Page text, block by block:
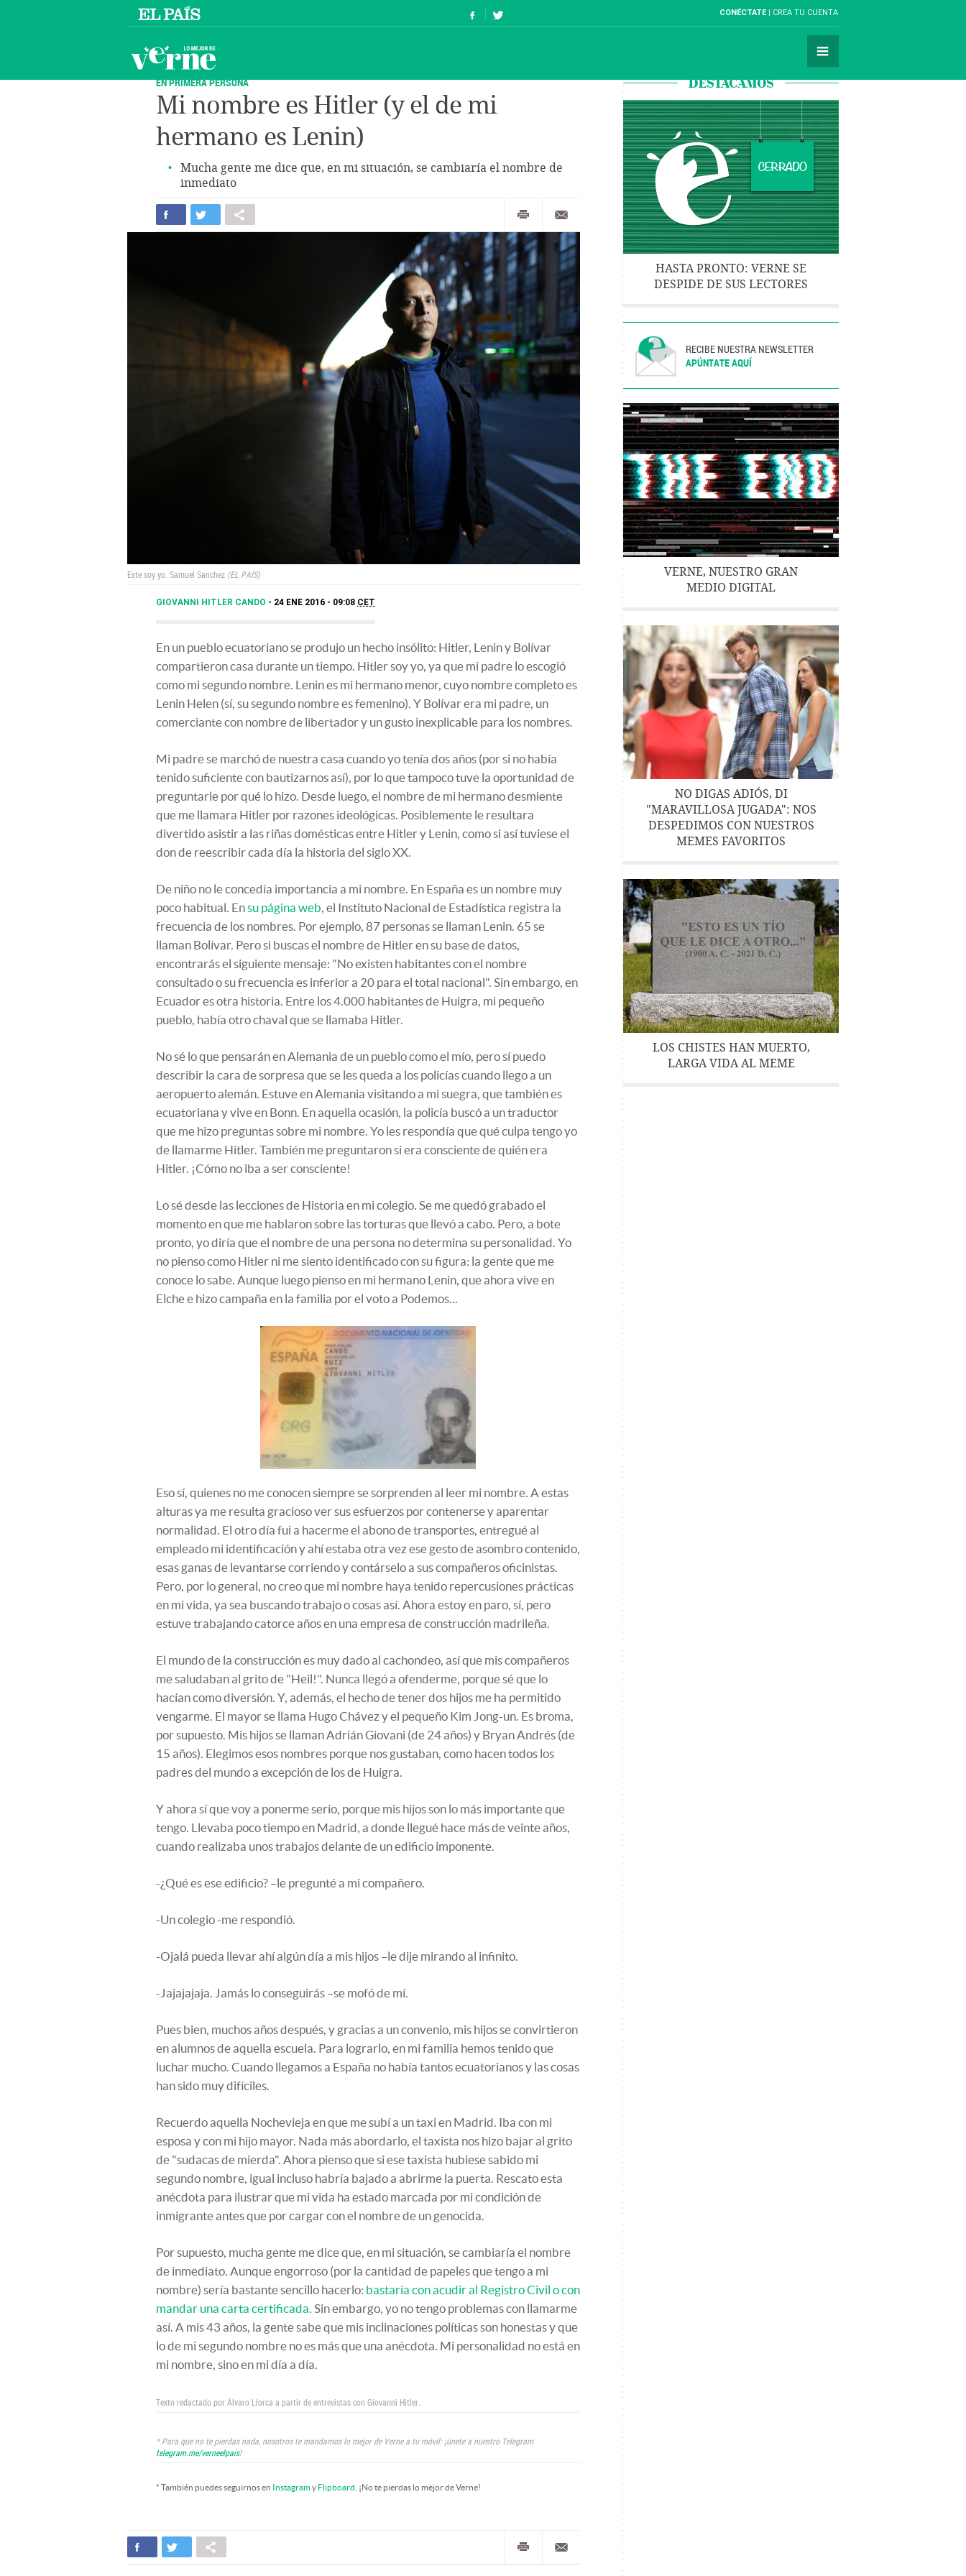
CONÉCTATE CREA TU CUENTA
EN PRIMERA PERSONA
Mi nombre es Hitler (y el de mi
hermano es Lenin)
Mucha gente me dice que, en mi situación, se cambiaría el nombre de
inmediato
Este soy yo. Samuel Sanchez EL PAÍS
GIOVANNI HITLER CANDO 24 ENE 2016 - 09:08 CET
En un pueblo ecuatoriano se produjo un hecho insólito: Hitler, Lenin y Bolívar
compartieron casa durante un tiempo. Hitler soy yo, ya que mi padre lo escogió
como mi segundo nombre. Lenin es mi hermano menor, cuyo nombre completo es
Lenin Helen (sí, su segundo nombre es femenino). Y Bolívar era mi padre, un
comerciante con nombre de libertador y un gusto inexplicable para los nombres.
Mi padre se marchó de nuestra casa cuando yo tenía dos años (por si no había
tenido suficiente con bautizarnos así), por lo que tampoco tuve la oportunidad de
preguntarle por qué lo hizo. Desde luego, el nombre de mi hermano desmiente
que me llamara Hitler por razones ideológicas. Posiblemente le resultara
divertido asistir a las riñas domésticas entre Hitler y Lenin, como si así tuviese el
don de reescribir cada día la historia del siglo XX.
De niño no le concedía importancia a mi nombre. En España es un nombre muy
poco habitual. Ensu página web, el Instituto Nacional de Estadística registra la
frecuencia de los nombres. Por ejemplo, 87 personas se llaman Lenin. 65 se
llaman Bolívar. Pero si buscas el nombre de Hitler en su base de datos,
encontrarás el siguiente mensaje: "No existen habitantes con el nombre
consultado o su frecuencia es inferior a 20 para el total nacional". Sin embargo, en
Ecuador es otra historia. Entre los 4.000 habitantes de Huigra, mi pequeño
pueblo, había otro chaval que se llamaba Hitler.
No sé lo que pensarán en Alemania de un pueblo como el mío, pero sí puedo
describir la cara de sorpresa que se les queda a los policías cuando llego a un
aeropuerto alemán. Estuve en Alemania visitando a mi suegra, que también es
ecuatoriana y vive en Bonn. En aquella ocasión, la policía buscó a un traductor
que me hizo preguntas sobre mi nombre. Yo les respondía que qué culpa tengo yo
de llamarme Hitler. También me preguntaron si era consciente de quién era
Hitler. ¡Cómo no iba a ser consciente!
Lo sé desde las lecciones de Historia en mi colegio. Se me quedó grabado el
momento en que me hablaron sobre las torturas que llevó a cabo. Pero, a bote
pronto, yo diría que el nombre de una persona no determina su personalidad. Yo
no pienso como Hitler ni me siento identificado con su figura: la gente que me
conoce lo sabe. Aunque luego pienso en mi hermano Lenin, que ahora vive en
Elche e hizo campaña en la familia por el voto a Podemos...
Eso sí, quienes no me conocen siempre se sorprenden al leer mi nombre. A estas
alturas ya me resulta gracioso ver sus esfuerzos por contenerse y aparentar
normalidad. El otro día fui a hacerme el abono de transportes, entregué al
empleado mi identificación y ahí estaba otra vez ese gesto de asombro contenido,
esas ganas de levantarse corriendo y contárselo a sus compañeros oficinistas.
Pero, por lo general, no creo que mi nombre haya tenido repercusiones prácticas
en mi vida, ya sea buscando trabajo o cosas así. Ahora estoy en paro, sí, pero
estuve trabajando catorce años en una empresa de construcción madrileña.
El mundo de la construcción es muy dado al cachondeo, así que mis compañeros
me saludaban al grito de "Heil!". Nunca llegó a ofenderme, porque sé que lo
hacían como diversión. Y, además, el hecho de tener dos hijos me ha permitido
vengarme. El mayor se llama Hugo Chávez y el pequeño Kim Jong-un. Es broma,
por supuesto. Mis hijos se llaman Adrián Giovani (de 24 años) y Bryan Andrés (de
15 años). Elegimos esos nombres porque nos gustaban, como hacen todos los
padres del mundo a excepción de los de Huigra.
Y ahora sí que voy a ponerme serio, porque mis hijos son lo más importante que
tengo. Llevaba poco tiempo en Madrid, a donde llegué hace más de veinte años,
cuando realizaba unos trabajos delante de un edificio imponente.
-¿Qué es ese edificio? –le pregunté a mi compañero.
-Un colegio -me respondió.
-Ojalá pueda llevar ahí algún día a mis hijos –le dije mirando al infinito.
-Jajajajaja. Jamás lo conseguirás –se mofó de mí.
Pues bien, muchos años después, y gracias a un convenio, mis hijos se convirtieron
en alumnos de aquella escuela. Para lograrlo, en mi familia hemos tenido que
luchar mucho. Cuando llegamos a España no había tantos ecuatorianos y las cosas
han sido muy difíciles.
Recuerdo aquella Nochevieja en que me subí a un taxi en Madrid. Iba con mi
esposa y con mi hijo mayor. Nada más abordarlo, el taxista nos hizo bajar al grito
de "sudacas de mierda". Ahora pienso que si ese taxista hubiese sabido mi
segundo nombre, igual incluso habría bajado a abrirme la puerta. Rescato esta
anécdota para ilustrar que mi vida ha estado marcada por mi condición de
inmigrante antes que por cargar con el nombre de un genocida.
Por supuesto, mucha gente me dice que, en mi situación, se cambiaría el nombre
de inmediato. Aunque engorroso (por la cantidad de papeles que tengo a mi
nombre) sería bastante sencillo hacerlo: bastaría con acudir al Registro Civil o con
mandar una carta certificada. Sin embargo, yo no tengo problemas con llamarme
así. A mis 43 años, la gente sabe que mis inclinaciones políticas son honestas y que
lo de mi segundo nombre no es más que una anécdota. Mi personalidad no está en
mi nombre, sino en mi día a día.
Texto redactado por Álvaro Llorca a partir de entrevistas con Giovanni Hitler.
* Para que no te pierdas nada, nosotros te mandamos lo mejor de Verne a tu móvil: ¡únete a nuestro Telegram
telegram.me/verneelpais!
* También puedes seguirnos en Instagramy Flipboard . ¡No te pierdas lo mejor de Verne!
DESTACAMOS
HASTA PRONTO: VERNE SE
DESPIDE DE SUS LECTORES
RECIBE NUESTRA NEWSLETTER
APÚNTATE AQUÍ
VERNE, NUESTRO GRAN
MEDIO DIGITAL
NO DIGAS ADIÓS, DI
"MARAVILLOSA JUGADA": NOS
DESPEDIMOS CON NUESTROS
MEMES FAVORITOS
LOS CHISTES HAN MUERTO,
LARGA VIDA AL MEME